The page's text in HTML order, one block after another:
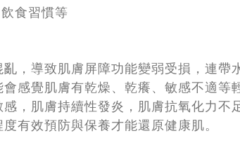
食習慣等
，導致肌膚屏障功能變弱受損，連
感覺肌膚有乾燥、乾癢、敏感不適
，肌膚持續性發炎，肌膚抗氧化力
有效預防與保養才能還原健康肌。